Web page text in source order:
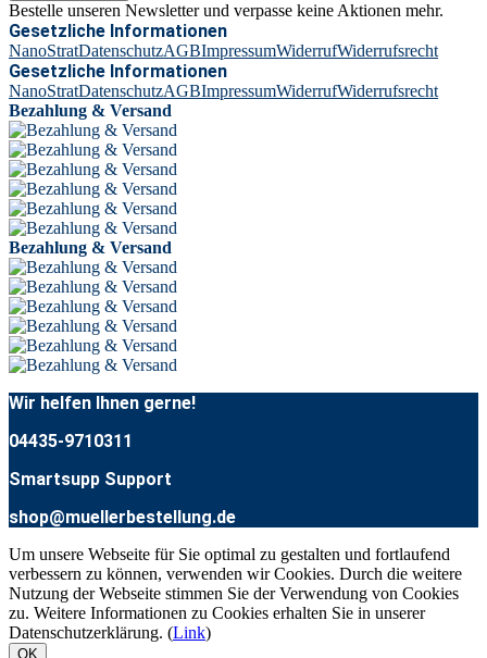
Bestelle unseren Newsletter und verpasse keine Aktionen mehr.
Gesetzliche Informationen
NanoStratDatenschutzAGBImpressumWiderrufWiderrufsrecht
Gesetzliche Informationen
NanoStratDatenschutzAGBImpressumWiderrufWiderrufsrecht
Bezahlung & Versand
Bezahlung & Versand
Wir helfen Ihnen gerne!
04435-9710311
Smartsupp Support
shop@muellerbestellung.de
Um unsere Webseite für Sie optimal zu gestalten und fortlaufend
verbessern zu können, verwenden wir Cookies. Durch die weitere
Nutzung der Webseite stimmen Sie der Verwendung von Cookies
zu. Weitere Informationen zu Cookies erhalten Sie in unserer
Datenschutzerklärung. (Link)
OK